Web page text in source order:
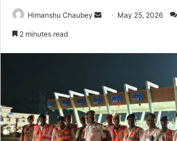
Himanshu Chaubey May 25, 2026
2 minutes read